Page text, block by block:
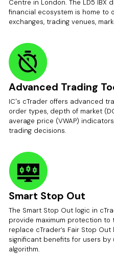
Centre in London. The LD5
financial ecosystem is home to
exchanges, trading venues,
Advanced Trading
IC's cTrader offers advanced
order types, depth of market
average price (VWAP)
trading decisions.
Smart Stop Out
The Smart Stop Out logic in
provide maximum protection to
replace cTrader’s Fair Stop
significant benefits for users
algorithm.